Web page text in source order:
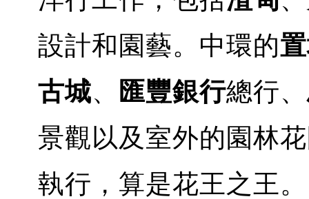
設計和園藝。中環的
古城、 匯豐銀行總行、
景觀以及室外的園林
執行，算是花王之王。